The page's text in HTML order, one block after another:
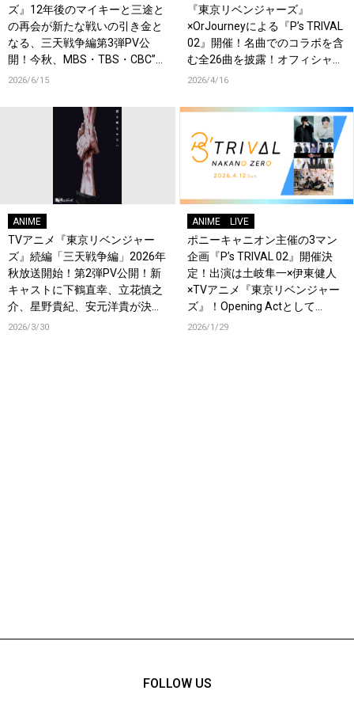
ズ』12年後のマイキーと三途と
の再会が新たな戦いの引き金と
なる、三天戦争編第3弾PV公
開！今秋、MBS・TBS・CBC”ア
ニメイズム”枠、AT-Xほかにて
2026/6/15
『東京リベンジャーズ』
×OrJourneyによる『P’s TRIVAL
02』開催！名曲でのコラボを含
む全26曲を披露！オフィシャル
レポート到着！
2026/4/16
ANIME
TVアニメ『東京リベンジャー
ズ』続編「三天戦争編」2026年
秋放送開始！第2弾PV公開！新
キャストに下鶴直幸、立花慎之
介、星野貴紀、安元洋貴が決
定！
2026/3/30
ANIME LIVE
ポニーキャニオン主催の3マン
企画『P’s TRIVAL 02』開催決
定！出演は土岐隼一×伊東健人
×TVアニメ『東京リベンジャー
ズ』！Opening Actとして
OrJourneyも登場！
2026/1/29
FOLLOW US